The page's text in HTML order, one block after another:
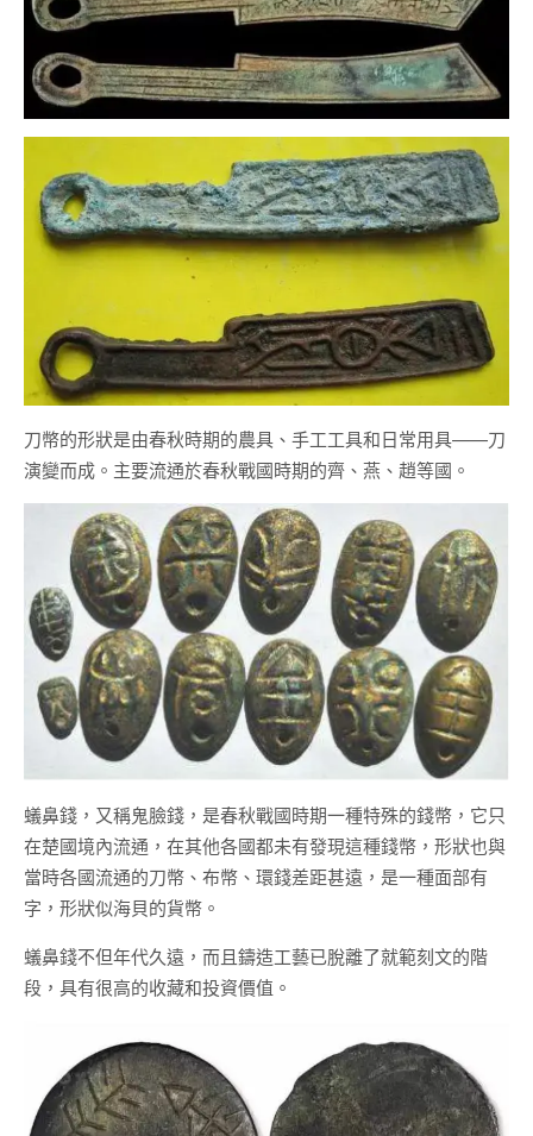
刀幣的形狀是由春秋時期的農具、手工工具和日常用具——刀
演變而成。主要流通於春秋戰國時期的齊、燕、趙等國。
蟻鼻錢，又稱鬼臉錢，是春秋戰國時期一種特殊的錢幣，它只
在楚國境內流通，在其他各國都未有發現這種錢幣，形狀也與
當時各國流通的刀幣、布幣、環錢差距甚遠，是一種面部有
字，形狀似海貝的貨幣。
蟻鼻錢不但年代久遠，而且鑄造工藝已脫離了就範刻文的階
段，具有很高的收藏和投資價值。